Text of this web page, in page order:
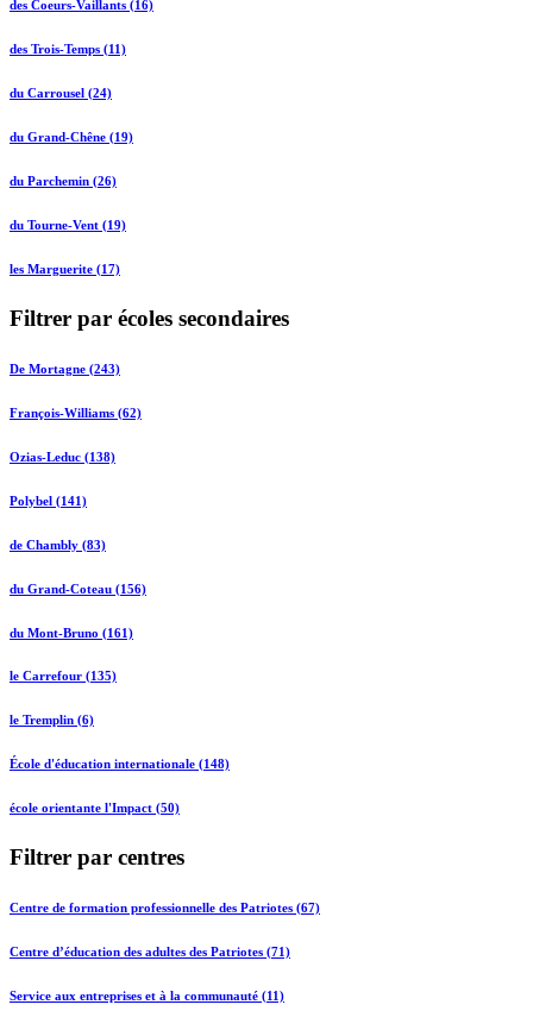
des Coeurs-Vaillants (16)
des Trois-Temps (11)
du Carrousel (24)
du Grand-Chêne (19)
du Parchemin (26)
du Tourne-Vent (19)
les Marguerite (17)
Filtrer par écoles secondaires
De Mortagne (243)
François-Williams (62)
Ozias-Leduc (138)
Polybel (141)
de Chambly (83)
du Grand-Coteau (156)
du Mont-Bruno (161)
le Carrefour (135)
le Tremplin (6)
École d'éducation internationale (148)
école orientante l'Impact (50)
Filtrer par centres
Centre de formation professionnelle des Patriotes (67)
Centre d’éducation des adultes des Patriotes (71)
Service aux entreprises et à la communauté (11)